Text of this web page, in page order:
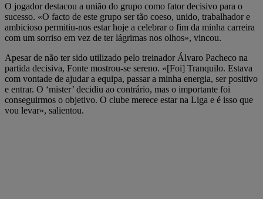
O jogador destacou a união do grupo como fator decisivo para o
sucesso. «O facto de este grupo ser tão coeso, unido, trabalhador e
ambicioso permitiu-nos estar hoje a celebrar o fim da minha carreira
com um sorriso em vez de ter lágrimas nos olhos», vincou.
Apesar de não ter sido utilizado pelo treinador Álvaro Pacheco na
partida decisiva, Fonte mostrou-se sereno. «[Foi] Tranquilo. Estava
com vontade de ajudar a equipa, passar a minha energia, ser positivo
e entrar. O ‘mister’ decidiu ao contrário, mas o importante foi
conseguirmos o objetivo. O clube merece estar na Liga e é isso que
vou levar», salientou.